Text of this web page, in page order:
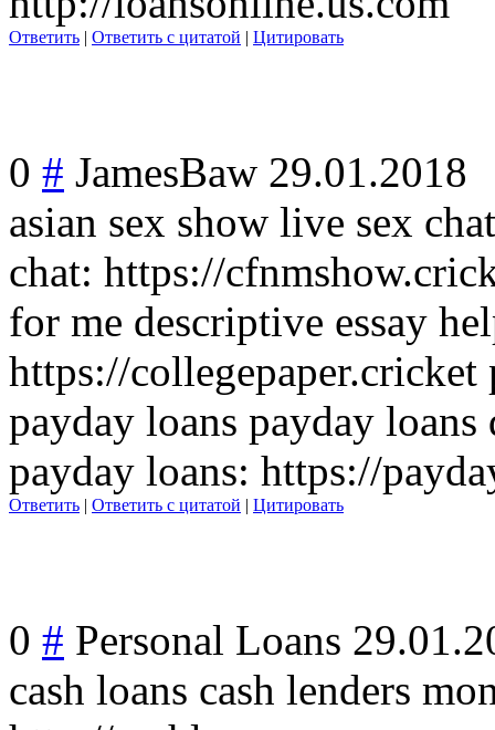
Ответить | Ответить с цитатой | Цитировать
0 # JamesBaw 29.01.2018
asian sex show live sex
chat: https://
for me descriptive essay
https://collegepaper.cricket
payday loans payday
payday loans: https://
Ответить | Ответить с цитатой | Цитировать
0 # Personal Loans
cash loans cash lenders